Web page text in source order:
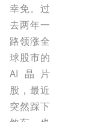
幸免。过
去两年一
路领涨全
球股市的
AI晶片
股，最近
突然踩下